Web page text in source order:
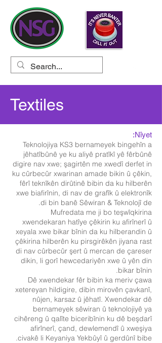
Textiles
Nîyet:
Teknolojiya KS3 bernameyek bingehîn a
jêhatîbûnê ye ku aliyê pratîkî yê fêrbûnê
digire nav xwe; şagirtên me xwedî derfet in
ku cûrbecûr xwarinan amade bikin û çêkin,
fêrî teknîkên dirûtinê bibin da ku hilberên
xwe biafirînin, di nav de grafîk û elektronîk
di bin banê Sêwiran & Teknolojî de.
Mufredata me ji bo teşwîqkirina
xwendekaran hatîye çêkirin ku afirînerî û
xeyala xwe bikar bînin da ku hilberandin û
çêkirina hilberên ku pirsgirêkên jiyana rast
di nav cûrbecûr şert û mercan de çareser
dikin, li gorî hewcedariyên xwe û yên din
bikar bînin.
Dê xwendekar fêr bibin ka meriv çawa
xetereyan hildigire, dibin mirovên çavkanî,
nûjen, karsaz û jêhatî. Xwendekar dê
bernameyek sêwiran û teknolojiyê ya
cihêreng û qalîte biceribînin ku dê beşdarî
afirînerî, çand, dewlemendî û xweşiya
civakê li Keyaniya Yekbûyî û gerdûnî bibe.